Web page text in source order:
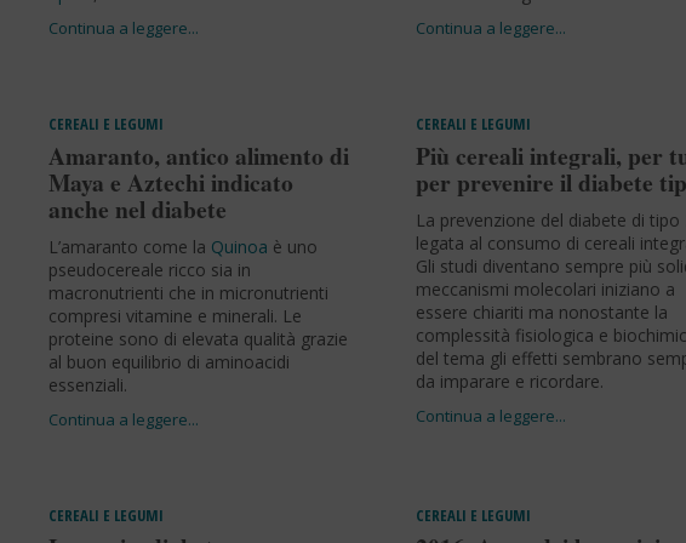
CEREALI E LEGUMI
Amaranto, antico alimento di
Maya e Aztechi indicato
anche nel diabete
L’amaranto come la Quinoa è uno
pseudocereale ricco sia in
macronutrienti che in micronutrienti
compresi vitamine e minerali. Le
proteine sono di elevata qualità grazie
al buon equilibrio di aminoacidi
essenziali.
CEREALI E LEGUMI
Più cereali integrali, per
per prevenire il diabete
La prevenzione del diabete di tipo
legata al consumo di cereali
Gli studi diventano sempre più
meccanismi molecolari iniziano a
essere chiariti ma nonostante la
complessità fisiologica e
del tema gli effetti sembrano
da imparare e ricordare.
CEREALI E LEGUMI CEREALI E LEGUMI